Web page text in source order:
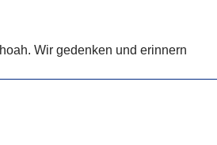
Wir gedenken und erinnern